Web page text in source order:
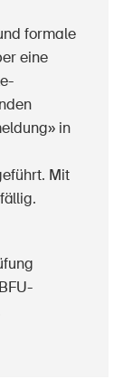
formale
eine
in
Mit